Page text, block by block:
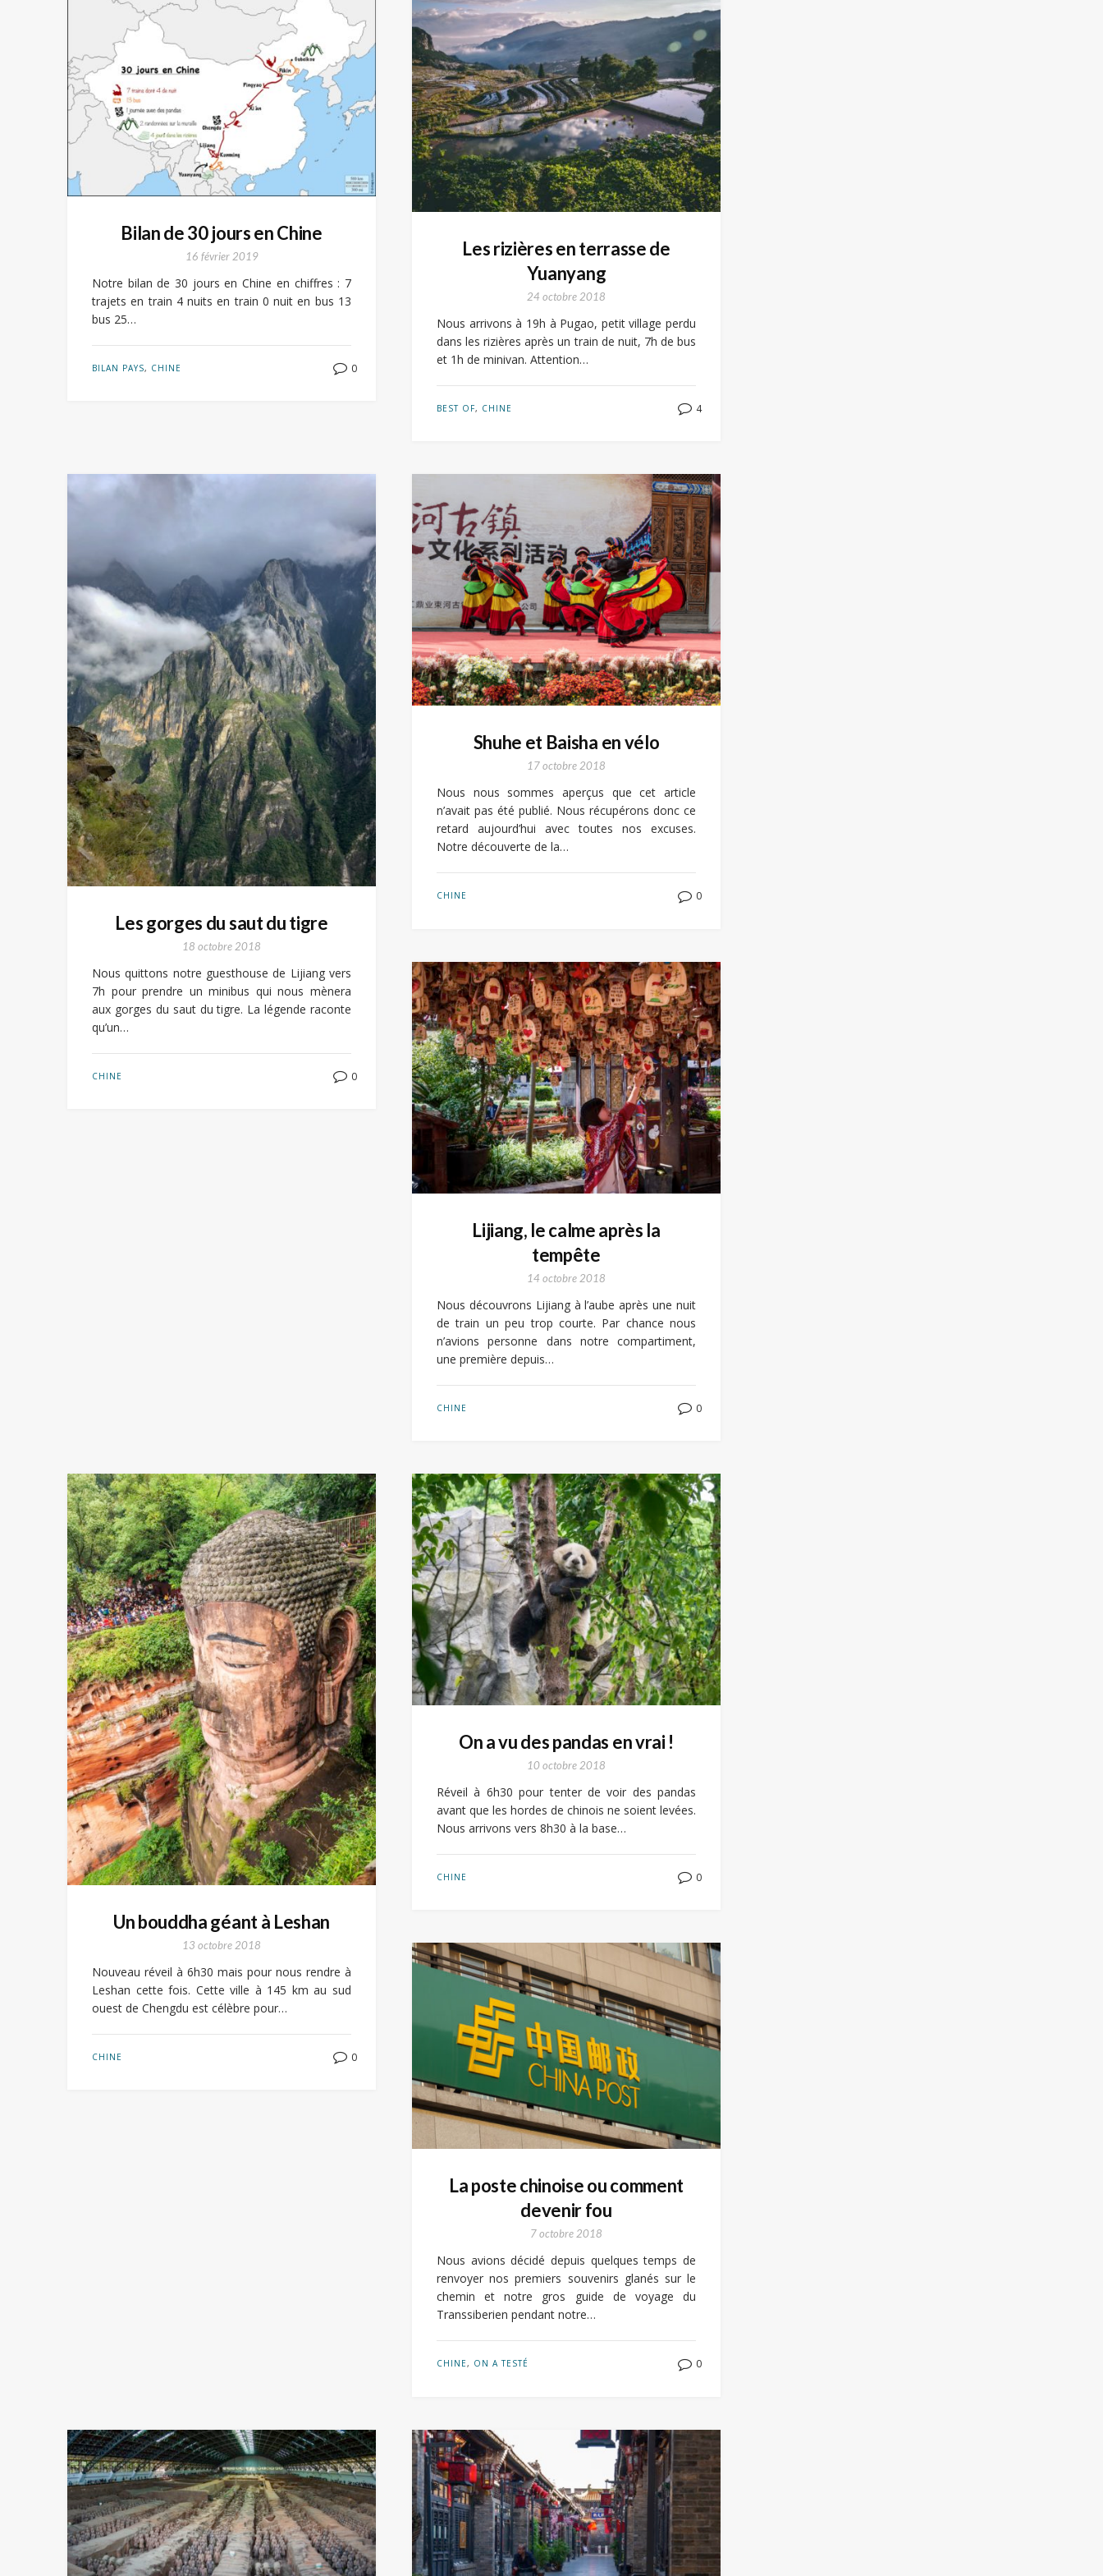
Bilan de 30 jours en Chine
16 février 2019
Notre bilan de 30 jours en Chine en chiffres : 7
trajets en train 4 nuits en train 0 nuit en bus 13
bus 25…
BILAN PAYS, CHINE 0
Les rizières en terrasse de
Yuanyang
24 octobre 2018
Nous arrivons à 19h à Pugao, petit village perdu
dans les rizières après un train de nuit, 7h de bus
et 1h de minivan. Attention…
BEST OF, CHINE 4
Les gorges du saut du tigre
18 octobre 2018
Nous quittons notre guesthouse de Lijiang vers
7h pour prendre un minibus qui nous mènera
aux gorges du saut du tigre. La légende raconte
qu’un…
CHINE 0
Shuhe et Baisha en vélo
17 octobre 2018
Nous nous sommes aperçus que cet article
n’avait pas été publié. Nous récupérons donc ce
retard aujourd’hui avec toutes nos excuses.
Notre découverte de la…
CHINE 0
Lijiang, le calme après la
tempête
14 octobre 2018
Nous découvrons Lijiang à l’aube après une nuit
de train un peu trop courte. Par chance nous
n’avions personne dans notre compartiment,
une première depuis…
CHINE 0
Un bouddha géant à Leshan
13 octobre 2018
Nouveau réveil à 6h30 mais pour nous rendre à
Leshan cette fois. Cette ville à 145 km au sud
ouest de Chengdu est célèbre pour…
CHINE 0
On a vu des pandas en vrai !
10 octobre 2018
Réveil à 6h30 pour tenter de voir des pandas
avant que les hordes de chinois ne soient levées.
Nous arrivons vers 8h30 à la base…
CHINE 0
La poste chinoise ou comment
devenir fou
7 octobre 2018
Nous avions décidé depuis quelques temps de
renvoyer nos premiers souvenirs glanés sur le
chemin et notre gros guide de voyage du
Transsiberien pendant notre…
CHINE, ON A TESTÉ 0